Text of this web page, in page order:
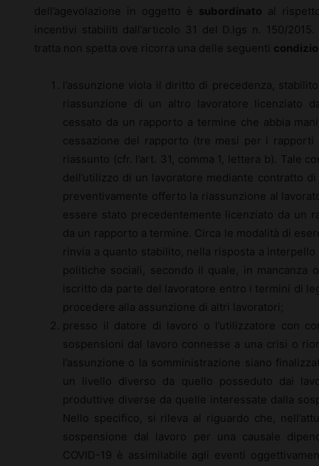
dell’agevolazione in oggetto è subordinato al
incentivi stabiliti dall’articolo 31 del D.lgs n. 150/
tratta non spetta ove ricorra una delle seguenti
l’assunzione viola il diritto di precedenza,
riassunzione di un altro lavoratore licenziato
cessato da un rapporto a termine che abbia
cessazione del rapporto (tre mesi per i
riassunto (cfr. l’art. 31, comma 1, lettera b). Tale
dell’utilizzo di un lavoratore mediante contratto
preventivamente offerto la riassunzione al
essere stato precedentemente licenziato da un
da un rapporto a termine. Circa le modalità di
rinvia a quanto stabilito, nella risposta a
politiche sociali, secondo il quale, in mancanza
iscritto da parte del lavoratore entro i termini di
procedere alla assunzione di altri lavoratori;
presso il datore di lavoro o l’utilizzatore con
sospensioni dal lavoro connesse a una crisi o
l’assunzione o la somministrazione siano
un livello diverso da quello posseduto dai
produttive diverse da quelle interessate dalla
Nello specifico, si rileva al riguardo che,
sospensione dal lavoro per una causale
COVID-19 è assimilabile agli eventi